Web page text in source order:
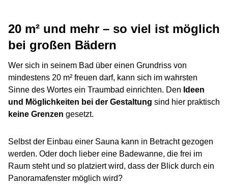
20 m² und mehr – so viel ist möglich
bei großen Bädern
Wer sich in seinem Bad über einen Grundriss von
mindestens 20 m² freuen darf, kann sich im wahrsten
Sinne des Wortes ein Traumbad einrichten. Den Ideen
und Möglichkeiten bei der Gestaltung sind hier praktisch
keine Grenzen gesetzt.
Selbst der Einbau einer Sauna kann in Betracht gezogen
werden. Oder doch lieber eine Badewanne, die frei im
Raum steht und so platziert wird, dass der Blick durch ein
Panoramafenster möglich wird?